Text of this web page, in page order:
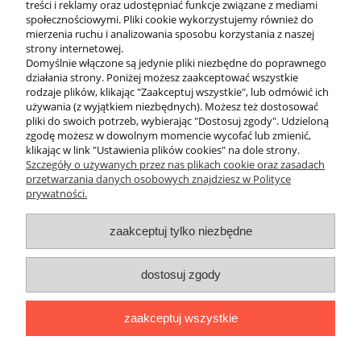
Systemy uprzęży: DIR i Comfort
Dopasuj sposób mocowania butli do swoich preferencji:
Uprząż klasyczna (DIR): Wykonana z jednego kawałka sztywnej
taśmy, bez zbędnych klamer. To wybór nurków ceniących
minimalizm i najwyższą niezawodność pod wodą.
Uprząż regulowana (Comfort): Wyposażona w klamry szybkiego
wypięcia, co ułatwia zdejmowanie zestawu na powierzchni. Idealna
dla osób nurkujących rekreacyjnie, które często zmieniają grubość
ocieplacza pod skafandrem.
O nas
Obsługa klienta
Pomoc
Moje konto
treści i reklamy oraz udostępniać funkcje związane z mediami
społecznościowymi. Pliki cookie wykorzystujemy również do
mierzenia ruchu i analizowania sposobu korzystania z naszej
strony internetowej.
Domyślnie włączone są jedynie pliki niezbędne do poprawnego
działania strony. Poniżej możesz zaakceptować wszystkie
rodzaje plików, klikając "Zaakceptuj wszystkie", lub odmówić ich
używania (z wyjątkiem niezbędnych). Możesz też dostosować
pliki do swoich potrzeb, wybierając "Dostosuj zgody". Udzieloną
zgodę możesz w dowolnym momencie wycofać lub zmienić,
klikając w link "Ustawienia plików cookies" na dole strony.
Szczegóły o używanych przez nas plikach cookie oraz zasadach
przetwarzania danych osobowych znajdziesz w Polityce
prywatności.
zaakceptuj tylko niezbędne
dostosuj zgody
zaakceptuj wszystkie